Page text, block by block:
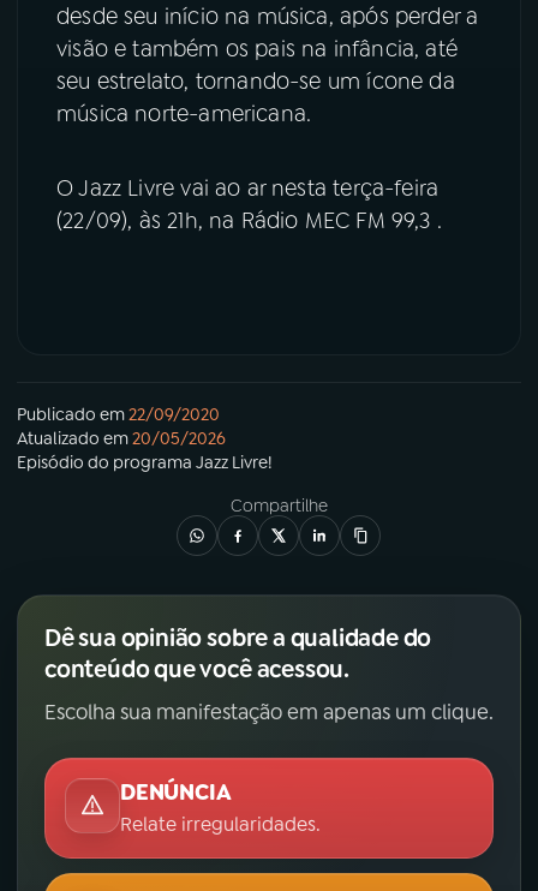
desde seu início na música, após perder a
visão e também os pais na infância, até
seu estrelato, tornando-se um ícone da
música norte-americana.
O Jazz Livre vai ao ar nesta terça-feira
(22/09), às 21h, na Rádio MEC FM 99,3 .
Publicado em22/09/2020
Atualizado em20/05/2026
Episódio do programa Jazz Livre!
Compartilhe
Dê sua opinião sobre a qualidade do
conteúdo que você acessou.
Escolha sua manifestação em apenas um clique.
DENÚNCIA
Relate irregularidades.